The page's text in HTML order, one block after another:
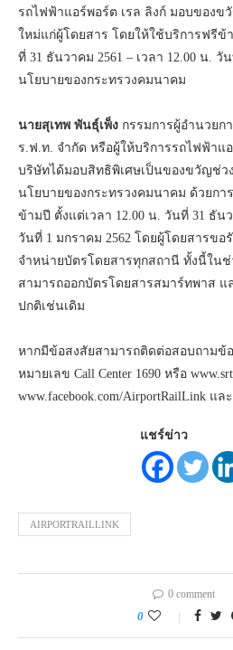
รถไฟฟ้าแอร์พอร์ต เรล ลิงก์ มอบของข
ใหม่แก่ผู้โดยสาร โดยให้ใช้บริการฟรีข้
ที่ 31 ธันวาคม 2561 – เวลา 12.00 น. วั
นโยบายของกระทรวงคมนาคม
นายสุเทพ พันธุ์เพ็ง กรรมการผู้อำนวย
ร.ฟ.ท. จำกัด หรือผู้ให้บริการรถไฟฟ้าแ
บริษัทได้มอบสิทธิพิเศษเป็นของขวัญช่ว
นโยบายของกระทรวงคมนาคม ด้วยกา
ข้ามปี ตั้งแต่เวลา 12.00 น. วันที่ 31 ธันว
วันที่ 1 มกราคม 2562 โดยผู้โดยสารขอ
จำหน่ายบัตรโดยสารทุกสถานี ทั้งนี้ในช่
สามารถออกบัตรโดยสารสมาร์ทพาส แ
ปกติเช่นเดิม
หากมีข้อสงสัยสามารถติดต่อสอบถามข้
หมายเลข Call Center 1690 หรือ
www.facebook.com/AirportRailLink แ
แชร์ข่าว
AIRPORTRAILLINK
0 comment
0